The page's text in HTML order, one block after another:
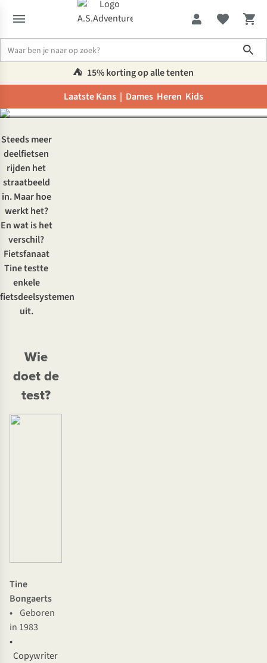
⛺️ 15% korting op alle tenten
Laatste Kans | Dames Heren Kids
Getest: deelfietsen in
België
Steeds meer
deelfietsen
rijden het
straatbeeld
in. Maar hoe
werkt het?
En wat is het
verschil?
Fietsfanaat
Tine testte
enkele
fietsdeelsystemen
uit.
Wie
doet de
test?
Tine
Bongaerts
• Geboren
in 1983
•
Copywriter